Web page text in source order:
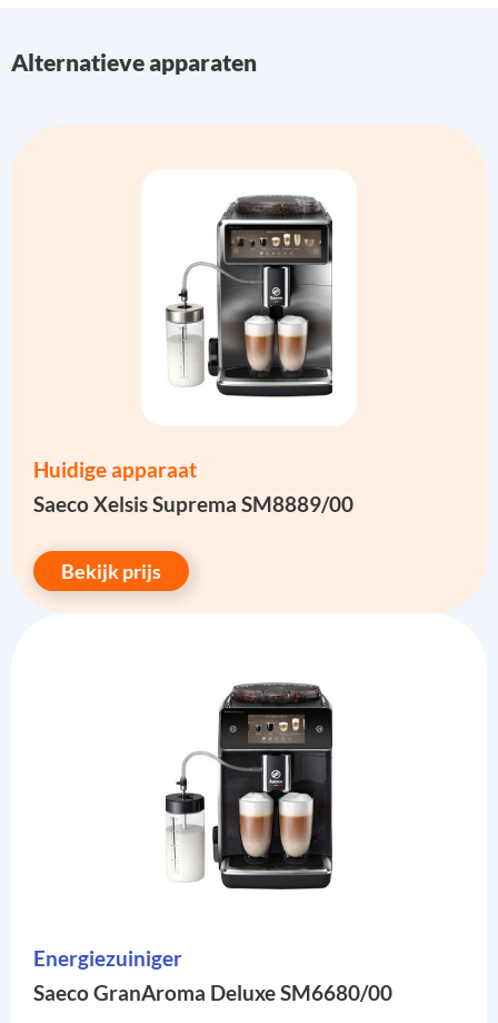
Alternatieve apparaten
Huidige apparaat
Saeco Xelsis Suprema SM8889/00
Bekijk prijs
Energiezuiniger
Saeco GranAroma Deluxe SM6680/00